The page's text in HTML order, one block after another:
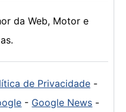
da Web, Motor e
de Privacidade-
- Google News -